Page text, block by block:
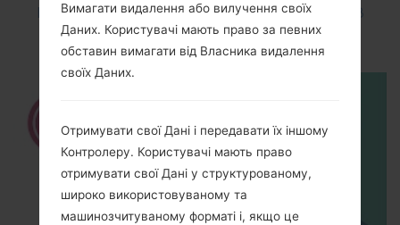
How to Factory Reset through code on LG K8
M200E?
Вимагати видалення або вилучення своїх
Даних. Користувачі мають право за певних
обставин вимагати від Власника видалення
своїх Даних.
Отримувати свої Дані і передавати їх іншому
Контролеру. Користувачі мають право
отримувати свої Дані у структурованому,
широко використовуваному та
машинозчитуваному форматі і, якщо це